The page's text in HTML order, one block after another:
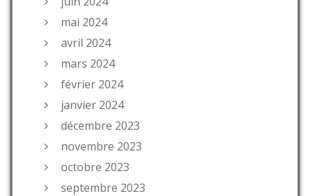
mai 2024
avril 2024
mars 2024
février 2024
janvier 2024
décembre 2023
novembre 2023
octobre 2023
septembre 2023